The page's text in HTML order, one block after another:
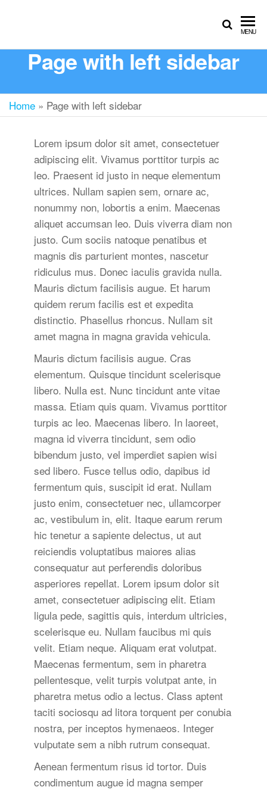
MENU
Page with left sidebar
Home » Page with left sidebar
Lorem ipsum dolor sit amet, consectetuer
adipiscing elit. Vivamus porttitor turpis ac
leo. Praesent id justo in neque elementum
ultrices. Nullam sapien sem, ornare ac,
nonummy non, lobortis a enim. Maecenas
aliquet accumsan leo. Duis viverra diam non
justo. Cum sociis natoque penatibus et
magnis dis parturient montes, nascetur
ridiculus mus. Donec iaculis gravida nulla.
Mauris dictum facilisis augue. Et harum
quidem rerum facilis est et expedita
distinctio. Phasellus rhoncus. Nullam sit
amet magna in magna gravida vehicula.
Mauris dictum facilisis augue. Cras
elementum. Quisque tincidunt scelerisque
libero. Nulla est. Nunc tincidunt ante vitae
massa. Etiam quis quam. Vivamus porttitor
turpis ac leo. Maecenas libero. In laoreet,
magna id viverra tincidunt, sem odio
bibendum justo, vel imperdiet sapien wisi
sed libero. Fusce tellus odio, dapibus id
fermentum quis, suscipit id erat. Nullam
justo enim, consectetuer nec, ullamcorper
ac, vestibulum in, elit. Itaque earum rerum
hic tenetur a sapiente delectus, ut aut
reiciendis voluptatibus maiores alias
consequatur aut perferendis doloribus
asperiores repellat. Lorem ipsum dolor sit
amet, consectetuer adipiscing elit. Etiam
ligula pede, sagittis quis, interdum ultricies,
scelerisque eu. Nullam faucibus mi quis
velit. Etiam neque. Aliquam erat volutpat.
Maecenas fermentum, sem in pharetra
pellentesque, velit turpis volutpat ante, in
pharetra metus odio a lectus. Class aptent
taciti sociosqu ad litora torquent per conubia
nostra, per inceptos hymenaeos. Integer
vulputate sem a nibh rutrum consequat.
Aenean fermentum risus id tortor. Duis
condimentum augue id magna semper